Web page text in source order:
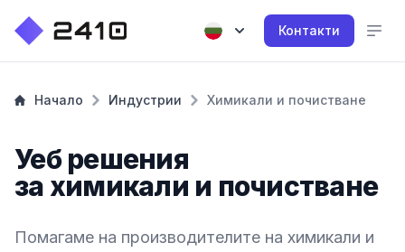
Контакти
Начало Индустрии Химикали и почистване
Уеб решения
за химикали и почистване
Помагаме на производителите на химикали и